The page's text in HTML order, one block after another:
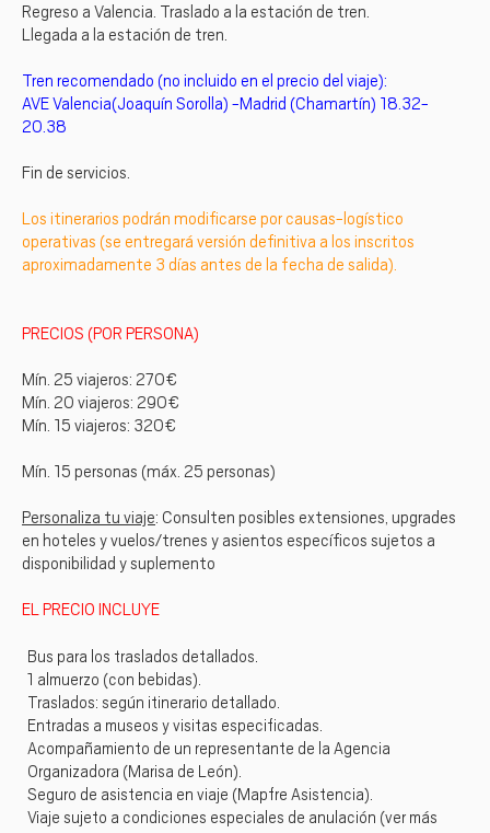
Regreso a Valencia. Traslado a la estación de tren.
Llegada a la estación de tren.
Tren recomendado (no incluido en el precio del viaje):
AVE Valencia(Joaquín Sorolla) -Madrid (Chamartín) 18.32-
20.38
Fin de servicios.
Los itinerarios podrán modificarse por causas-logístico
operativas (se entregará versión definitiva a los inscritos
aproximadamente 3 días antes de la fecha de salida).
PRECIOS (POR PERSONA)
Mín. 25 viajeros: 270€
Mín. 20 viajeros: 290€
Mín. 15 viajeros: 320€
Mín. 15 personas (máx. 25 personas)
Personaliza tu viaje: Consulten posibles extensiones, upgrades
en hoteles y vuelos/trenes y asientos específicos sujetos a
disponibilidad y suplemento
EL PRECIO INCLUYE
Bus para los traslados detallados.
1 almuerzo (con bebidas).
Traslados: según itinerario detallado.
Entradas a museos y visitas especificadas.
Acompañamiento de un representante de la Agencia
Organizadora (Marisa de León).
Seguro de asistencia en viaje (Mapfre Asistencia).
Viaje sujeto a condiciones especiales de anulación (ver más